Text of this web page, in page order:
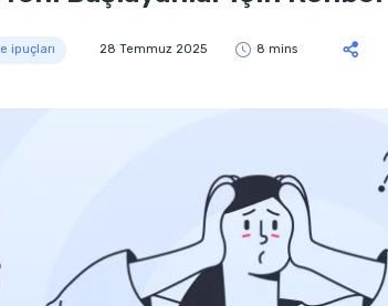
ipuçları 28 Temmuz 2025 8 mins